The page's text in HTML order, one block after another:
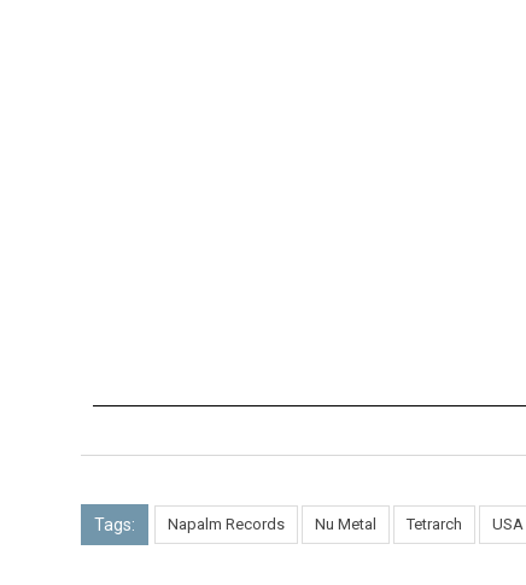
Tags: Napalm Records Nu Metal Tetrarch USA